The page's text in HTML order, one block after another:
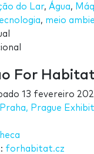
do Lar, Água,
, meio
For
13 fevereiro
Prague
forhabitat.cz